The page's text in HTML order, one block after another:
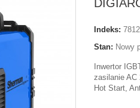
Indeks:
Stan: Nowy
Inwertor
zasilanie
Hot Start,